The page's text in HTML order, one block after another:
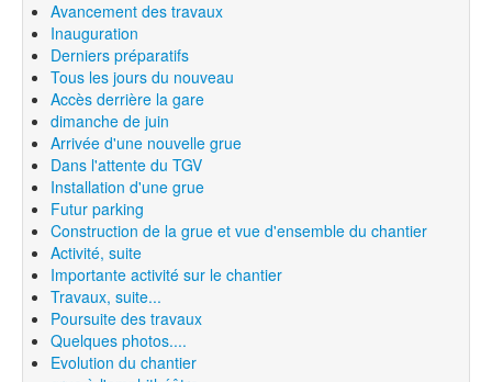
Avancement des travaux
Inauguration
Derniers préparatifs
Tous les jours du nouveau
Accès derrière la gare
dimanche de juin
Arrivée d'une nouvelle grue
Dans l'attente du TGV
Installation d'une grue
Futur parking
Construction de la grue et vue d'ensemble du chantier
Activité, suite
Importante activité sur le chantier
Travaux, suite...
Poursuite des travaux
Quelques photos....
Evolution du chantier